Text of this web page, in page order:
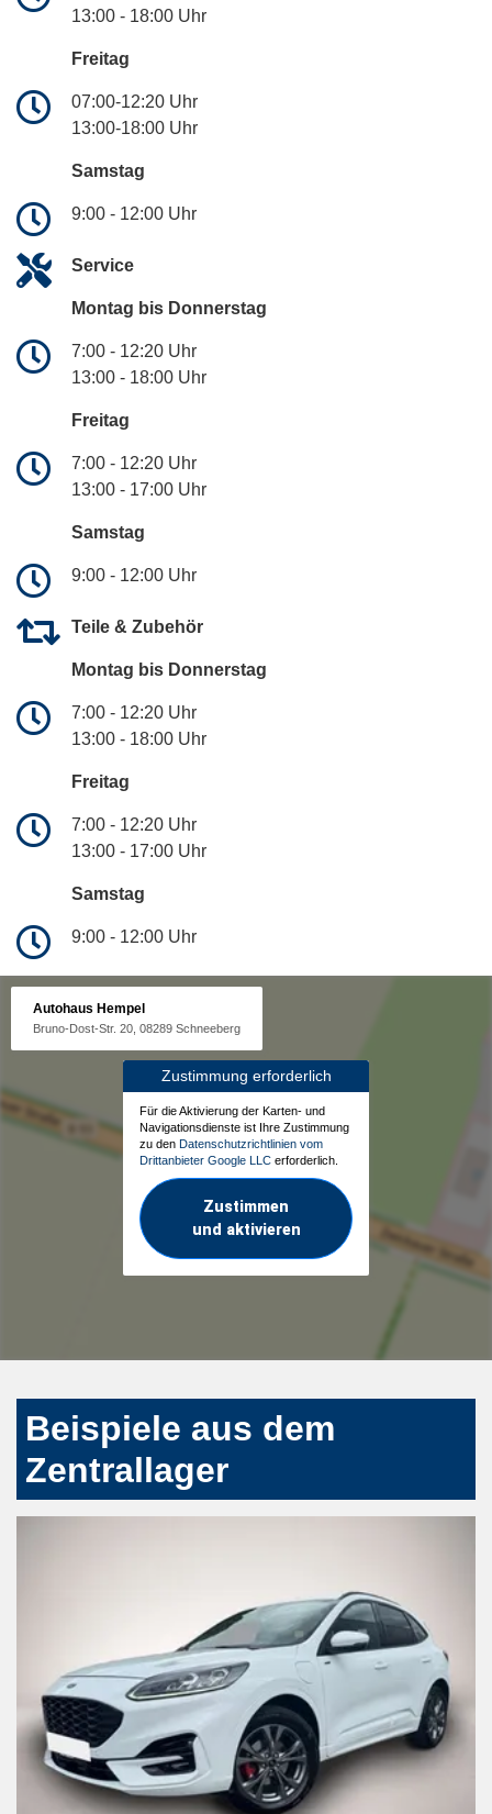
13:00 - 18:00 Uhr
Freitag
07:00-12:20 Uhr
13:00-18:00 Uhr
Samstag
9:00 - 12:00 Uhr
Service
Montag bis Donnerstag
7:00 - 12:20 Uhr
13:00 - 18:00 Uhr
Freitag
7:00 - 12:20 Uhr
13:00 - 17:00 Uhr
Samstag
9:00 - 12:00 Uhr
Teile & Zubehör
Montag bis Donnerstag
7:00 - 12:20 Uhr
13:00 - 18:00 Uhr
Freitag
7:00 - 12:20 Uhr
13:00 - 17:00 Uhr
Samstag
9:00 - 12:00 Uhr
Autohaus Hempel
Bruno-Dost-Str. 20, 08289 Schneeberg
Zustimmung erforderlich
Für die Aktivierung der Karten- und
Navigationsdienste ist Ihre Zustimmung
zu den Datenschutzrichtlinien vom
Drittanbieter Google LLC erforderlich.
Zustimmen
und aktivieren
Beispiele aus dem
Zentrallager